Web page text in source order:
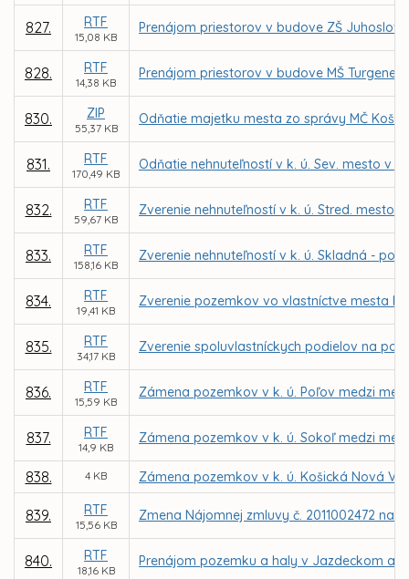
827. RTF
15,08 KB
Prenájom priestorov v budove ZŠ
828. RTF
14,38 KB
Prenájom priestorov v budove MŠ
830. ZIP
55,37 KB
Odňatie majetku mesta zo správy MČ
831. RTF
170,49 KB
Odňatie nehnuteľností v k. ú. Sev. mesto v
832. RTF
59,67 KB
Zverenie nehnuteľností v k. ú. Stred. mesto
833. RTF
158,16 KB
Zverenie nehnuteľností v k. ú. Skladná -
834. RTF
19,41 KB
Zverenie pozemkov vo vlastníctve mesta
835. RTF
34,17 KB
Zverenie spoluvlastníckych podielov na
836. RTF
15,59 KB
Zámena pozemkov v k. ú. Poľov medzi
837. RTF
14,9 KB
Zámena pozemkov v k. ú. Sokoľ medzi
838. 4 KB Zámena pozemkov v k. ú. Košická Nová
839. RTF
15,56 KB
Zmena Nájomnej zmluvy č. 2011002472 na
840. RTF
18,16 KB
Prenájom pozemku a haly v Jazdeckom